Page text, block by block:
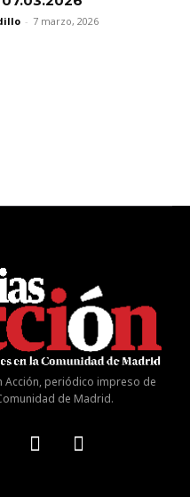
- 7 marzo, 2026
Acción, periódico impreso de
de Madrid.